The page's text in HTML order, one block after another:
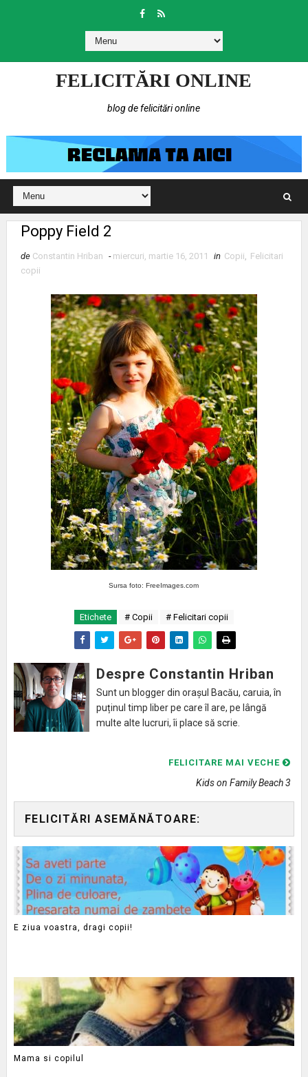
FELICITĂRI ONLINE
blog de felicitări online
Poppy Field 2
de Constantin Hriban - miercuri, martie 16, 2011 in Copii, Felicitari
copii
Sursa foto: FreeImages.com
Etichete # Copii # Felicitari copii
Despre Constantin Hriban
Sunt un blogger din orașul Bacău, caruia, în
puținul timp liber pe care îl are, pe lângă
multe alte lucruri, îi place să scrie.
FELICITARE MAI VECHE
Kids on Family Beach 3
FELICITĂRI ASEMĂNĂTOARE:
E ziua voastra, dragi copii!
Mama si copilul